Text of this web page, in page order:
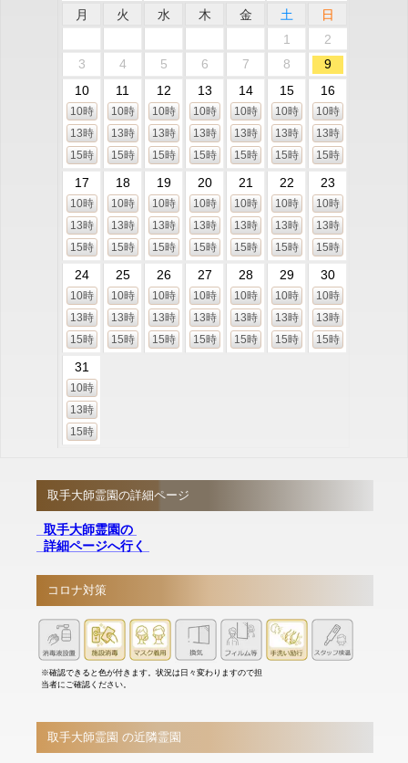
月 火 水 木 金 土
日
1
2
3
4 5 6 7 8
9
10
10時
13時
15時
11
10時
13時
15時
12
10時
13時
15時
13
10時
13時
15時
14
10時
13時
15時
15
10時
13時
15時
16
10時
13時
15時
17
10時
13時
15時
18
10時
13時
15時
19
10時
13時
15時
20
10時
13時
15時
21
10時
13時
15時
22
10時
13時
15時
23
10時
13時
15時
24
10時
13時
15時
25
10時
13時
15時
26
10時
13時
15時
27
10時
13時
15時
28
10時
13時
15時
29
10時
13時
15時
30
10時
13時
15時
31
10時
13時
15時
取手大師霊園の詳細ページ
取手大師霊園の
詳細ページへ行く
コロナ対策
※確認できると色が付きます。状況は日々変わりますので担
当者にご確認ください。
取手大師霊園 の近隣霊園